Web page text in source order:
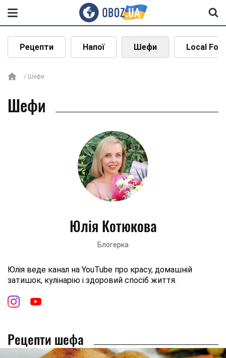
Рецепти Напої Шефи Local
Шефи
Шефи
Юлія Котюкова
Блогерка
Юлія веде канал на YouTube про красу, домашній
затишок, кулінарію і здоровий спосіб життя.
Рецепти шефа